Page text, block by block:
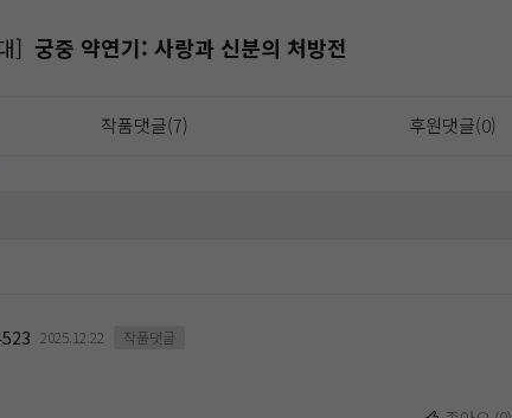
] 궁중 약연기: 사랑과 신분의 처방전
작품댓글(7) 후원댓글(0)
2025.12.22 작품댓글